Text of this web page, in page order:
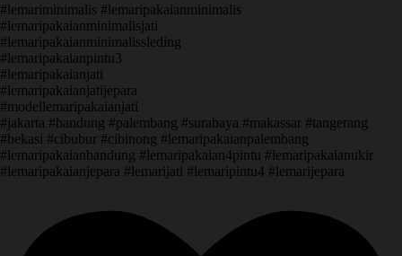
#lemariminimalis #lemaripakaianminimalis
#lemaripakaianminimalisjati
#lemaripakaianminimalissleding
#lemaripakaianpintu3
#lemaripakaianjati
#lemaripakaianjatijepara
#modellemaripakaianjati
#jakarta #bandung #palembang #surabaya #makassar #tangerang
#bekasi #cibubur #cibinong #lemaripakaianpalembang
#lemaripakaianbandung #lemaripakaian4pintu #lemaripakaianukir
#lemaripakaianjepara #lemarijati #lemaripintu4 #lemarijepara